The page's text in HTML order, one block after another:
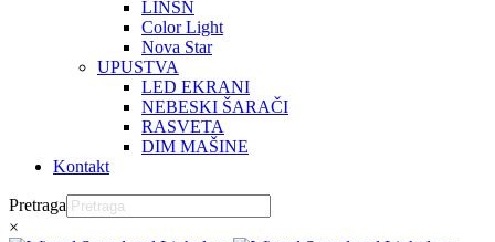
LINSN
Color Light
Nova Star
UPUSTVA
LED EKRANI
NEBESKI ŠARAČI
RASVETA
DIM MAŠINE
Kontakt
Pretraga
×